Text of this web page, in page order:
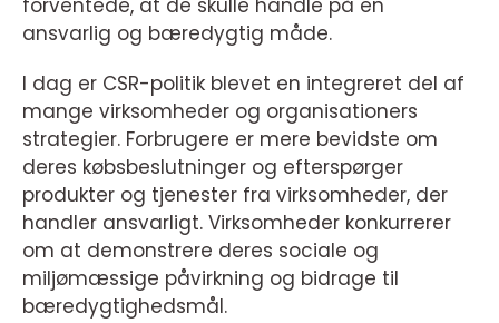
forventede, at de skulle handle på en
ansvarlig og bæredygtig måde.
I dag er CSR-politik blevet en integreret del af
mange virksomheder og organisationers
strategier. Forbrugere er mere bevidste om
deres købsbeslutninger og efterspørger
produkter og tjenester fra virksomheder, der
handler ansvarligt. Virksomheder konkurrerer
om at demonstrere deres sociale og
miljømæssige påvirkning og bidrage til
bæredygtighedsmål.